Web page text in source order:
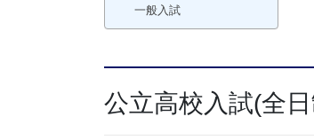
一般入試
公立高校入試(全